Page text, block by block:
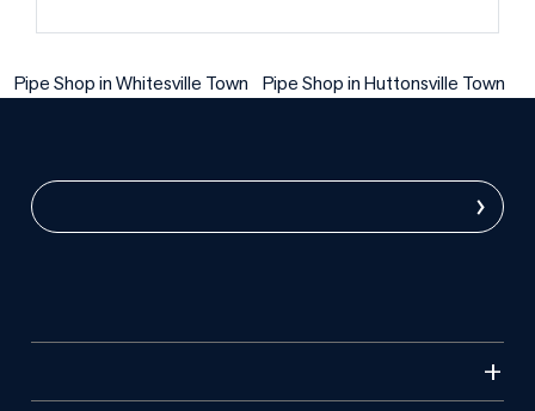
Pipe Shop in Whitesville Town Pipe Shop in Huttonsville Town
›